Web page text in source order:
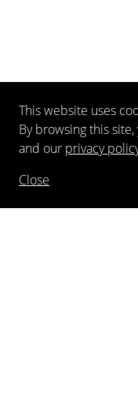
This website uses
By browsing this
and our privacy
Close